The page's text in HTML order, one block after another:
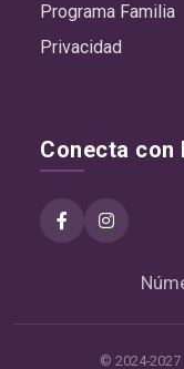
Programa Familia
Privacidad
Conecta con
© 2024-